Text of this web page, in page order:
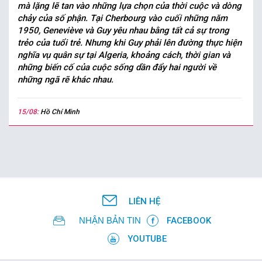
mà lặng lẽ tan vào những lựa chọn của thời cuộc và dòng
chảy của số phận. Tại Cherbourg vào cuối những năm
1950, Geneviève và Guy yêu nhau bằng tất cả sự trong
trẻo của tuổi trẻ. Nhưng khi Guy phải lên đường thực hiện
nghĩa vụ quân sự tại Algeria, khoảng cách, thời gian và
những biến cố của cuộc sống dần đẩy hai người về
những ngã rẽ khác nhau.
15/08: Hồ Chí Minh
LIÊN HỆ
NHẬN BẢN TIN
FACEBOOK
YOUTUBE